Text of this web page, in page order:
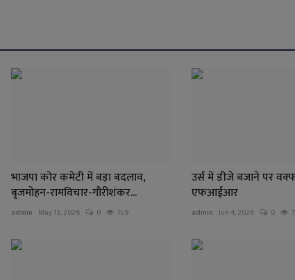
भाजपा कोर कमेटी में बड़ा बदलाव,
बृजमोहन-रामविचार-गौरीशंकर...
admin May 13, 2026 0 159
उर्स में डीजे बजाने पर
एफआईआर
admin Jun 4, 2026 0